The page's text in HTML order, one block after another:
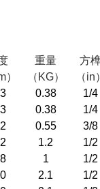
）
重量
（KG）
方
（in）
0.38
1/4
0.38
1/4
0.55
3/8
1.2
1/2
1
1/2
2.1
1/2